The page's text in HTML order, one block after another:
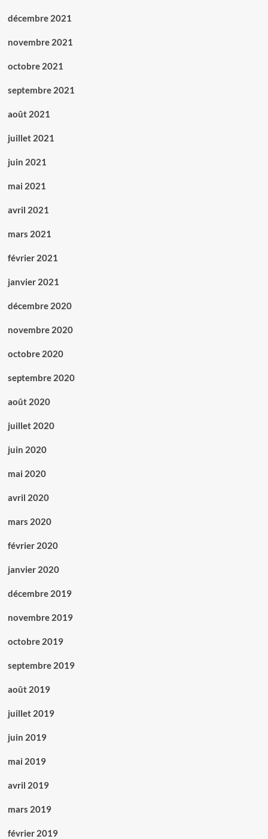
décembre 2021
novembre 2021
octobre 2021
septembre 2021
août 2021
juillet 2021
juin 2021
mai 2021
avril 2021
mars 2021
février 2021
janvier 2021
décembre 2020
novembre 2020
octobre 2020
septembre 2020
août 2020
juillet 2020
juin 2020
mai 2020
avril 2020
mars 2020
février 2020
janvier 2020
décembre 2019
novembre 2019
octobre 2019
septembre 2019
août 2019
juillet 2019
juin 2019
mai 2019
avril 2019
mars 2019
février 2019